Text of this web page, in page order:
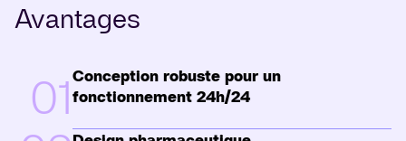
Avantages
01Conception robuste pour un
fonctionnement 24h/24